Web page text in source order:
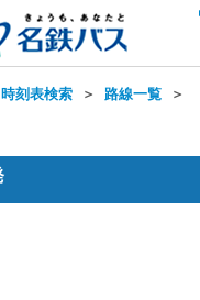
刻表検索 ＞ 路線一覧 ＞